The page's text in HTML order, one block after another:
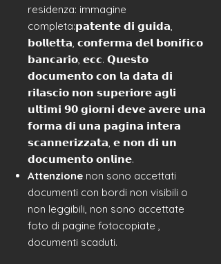
residenza: immagine
completa:𝗽𝗮𝘁𝗲𝗻𝘁𝗲 𝗱𝗶 𝗴𝘂𝗶𝗱𝗮,
𝗯𝗼𝗹𝗹𝗲𝘁𝘁𝗮, 𝗰𝗼𝗻𝗳𝗲𝗿𝗺𝗮 𝗱𝗲𝗹 𝗯𝗼𝗻𝗶𝗳𝗶𝗰𝗼
𝗯𝗮𝗻𝗰𝗮𝗿𝗶𝗼, 𝗲𝗰𝗰. 𝗤𝘂𝗲𝘀𝘁𝗼
𝗱𝗼𝗰𝘂𝗺𝗲𝗻𝘁𝗼 𝗰𝗼𝗻 𝗹𝗮 𝗱𝗮𝘁𝗮 𝗱𝗶
𝗿𝗶𝗹𝗮𝘀𝗰𝗶𝗼 𝗻𝗼𝗻 𝘀𝘂𝗽𝗲𝗿𝗶𝗼𝗿𝗲 𝗮𝗴𝗹𝗶
𝘂𝗹𝘁𝗶𝗺𝗶 𝟵𝟬 𝗴𝗶𝗼𝗿𝗻𝗶 𝗱𝗲𝘃𝗲 𝗮𝘃𝗲𝗿𝗲 𝘂𝗻𝗮
𝗳𝗼𝗿𝗺𝗮 𝗱𝗶 𝘂𝗻𝗮 𝗽𝗮𝗴𝗶𝗻𝗮 𝗶𝗻𝘁𝗲𝗿𝗮
𝘀𝗰𝗮𝗻𝗻𝗲𝗿𝗶𝘇𝘇𝗮𝘁𝗮, 𝗲 𝗻𝗼𝗻 𝗱𝗶 𝘂𝗻
𝗱𝗼𝗰𝘂𝗺𝗲𝗻𝘁𝗼 𝗼𝗻𝗹𝗶𝗻𝗲.
Attenzione non sono accettati
documenti con bordi non visibili o
non leggibili, non sono accettate
foto di pagine fotocopiate ,
documenti scaduti.